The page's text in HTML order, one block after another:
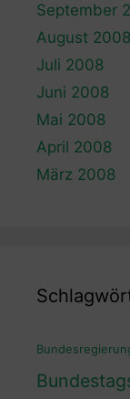
September
August 2008
Juli 2008
Juni 2008
Mai 2008
April 2008
März 2008